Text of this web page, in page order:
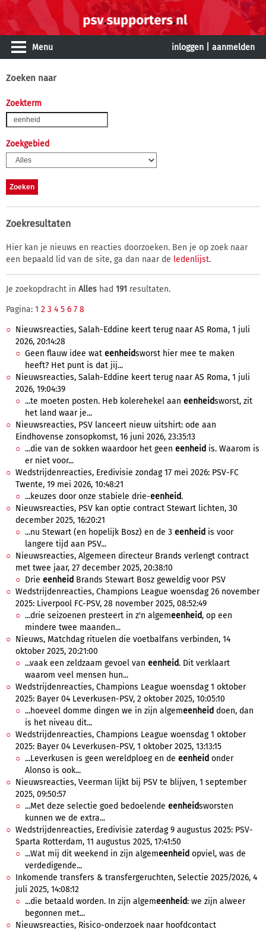
Menu inloggen aanmelden
Zoeken naar
Zoekterm
Zoekgebied
Zoekresultaten
Hier kan je nieuws en reacties doorzoeken. Ben je op zoek naar
een bepaald lid van de site, ga dan naar de ledenlijst.
Je zoekopdracht in Alles had 191 resultaten.
Pagina: 1 2 3 4 5 6 7 8
Nieuwsreacties, Salah-Eddine keert terug naar AS Roma, 1 juli
2026, 20:14:28
Geen flauw idee wat eenheidsworst hier mee te maken
heeft? Het punt is dat jij...
Nieuwsreacties, Salah-Eddine keert terug naar AS Roma, 1 juli
2026, 19:04:39
...te moeten posten. Heb kolerehekel aan eenheidsworst, zit
het land waar je...
Nieuwsreacties, PSV lanceert nieuw uitshirt: ode aan
Eindhovense zonsopkomst, 16 juni 2026, 23:35:13
...die van de sokken waardoor het geen eenheid is. Waarom is
er niet voor...
Wedstrijdenreacties, Eredivisie zondag 17 mei 2026: PSV-FC
Twente, 19 mei 2026, 10:48:21
...keuzes door onze stabiele drie-eenheid.
Nieuwsreacties, PSV kan optie contract Stewart lichten, 30
december 2025, 16:20:21
...nu Stewart (en hopelijk Bosz) en de 3 eenheid is voor
langere tijd aan PSV...
Nieuwsreacties, Algemeen directeur Brands verlengt contract
met twee jaar, 27 december 2025, 20:38:10
Drie eenheid Brands Stewart Bosz geweldig voor PSV
Wedstrijdenreacties, Champions League woensdag 26 november
2025: Liverpool FC-PSV, 28 november 2025, 08:52:49
...drie seizoenen presteert in z'n algemeenheid, op een
mindere twee maanden...
Nieuws, Matchdag rituelen die voetbalfans verbinden, 14
oktober 2025, 20:21:00
...vaak een zeldzaam gevoel van eenheid. Dit verklaart
waarom veel mensen hun...
Wedstrijdenreacties, Champions League woensdag 1 oktober
2025: Bayer 04 Leverkusen-PSV, 2 oktober 2025, 10:05:10
...hoeveel domme dingen we in zijn algemeenheid doen, dan
is het niveau dit...
Wedstrijdenreacties, Champions League woensdag 1 oktober
2025: Bayer 04 Leverkusen-PSV, 1 oktober 2025, 13:13:15
...Leverkusen is geen wereldploeg en de eenheid onder
Alonso is ook...
Nieuwsreacties, Veerman lijkt bij PSV te blijven, 1 september
2025, 09:50:57
...Met deze selectie goed bedoelende eenheidsworsten
kunnen we de extra...
Wedstrijdenreacties, Eredivisie zaterdag 9 augustus 2025: PSV-
Sparta Rotterdam, 11 augustus 2025, 17:41:50
...Wat mij dit weekend in zijn algemeenheid opviel, was de
verdedigende...
Inkomende transfers & transfergeruchten, Selectie 2025/2026, 4
juli 2025, 14:08:12
...die betaald worden. In zijn algemeenheid: we zijn alweer
begonnen met...
Nieuwsreacties, Risico-onderzoek naar hoofdcontact